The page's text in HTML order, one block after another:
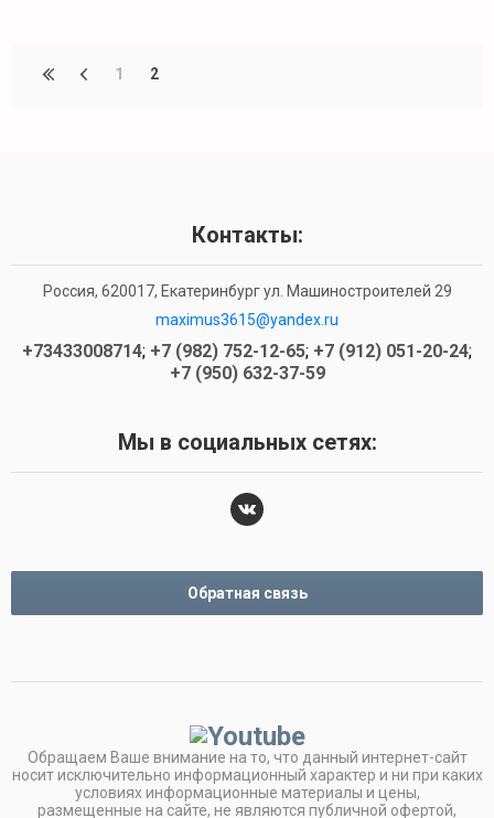
1 2
Контакты:
Россия, 620017, Екатеринбург ул. Машиностроителей 29
maximus3615@yandex.ru
+73433008714; +7 (982) 752-12-65; +7 (912) 051-20-24;
+7 (950) 632-37-59
Мы в социальных сетях:
Обратная связь
Обращаем Ваше внимание на то, что данный интернет-сайт
носит исключительно информационный характер и ни при каких
условиях информационные материалы и цены,
размещенные на сайте, не являются публичной офертой,